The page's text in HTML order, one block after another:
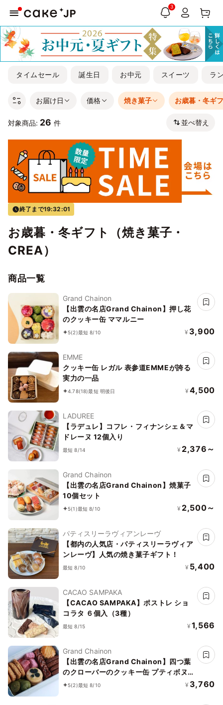
3
タイムセール 誕生日 お中元 スイーツ ラ
お届け日 価格 焼き菓子 お歳暮・冬ギ
対象商品: 26 件 並べ替え
終了まで19:32:00
お歳暮・冬ギフト（焼き菓子・
CREA）
商品一覧
Grand Chainon
【出雲の名店Grand Chainon】押し花
のクッキー缶 ママルニー
5(2)最短 8/10 ¥ 3,900
EMME
クッキー缶 レガル 表参道EMMEが誇る
実力の一品
4.78(18)最短 明後日 ¥ 4,500
LADUREE
【ラデュレ】コフレ・フィナンシェ＆マ
ドレーヌ 12個入り
最短 8/14 ¥ 2,376～
Grand Chainon
【出雲の名店Grand Chainon】焼菓子
10個セット
5(1)最短 8/10 ¥ 2,500～
パティスリーラヴィアンレーヴ
【都内の人気店・パティスリーラヴィア
ンレーヴ】人気の焼き菓子ギフト！
最短 8/10 ¥ 5,400
CACAO SAMPAKA
【CACAO SAMPAKA】ポストレ ショ
コラタ ６個入（3種）
最短 8/15 ¥ 1,566
Grand Chainon
【出雲の名店Grand Chainon】四つ葉
のクローバーのクッキー缶 プティボヌ
ール
5(2)最短 8/10 ¥ 3,760